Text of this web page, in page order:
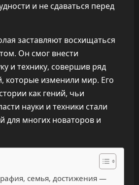
и не сдаваться перед
заставляют восхищаться
Он смог внести
и технику, совершив ряд
которые изменили мир. Его
как гений, чьи
науки и техники стали
для многих новаторов и
семья, достижения —